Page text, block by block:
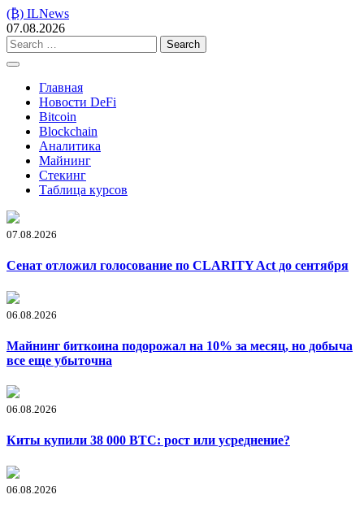
Skip
to
content
(₿) ILNews
07.08.2026
Search
for:
Главная
Новости DeFi
Bitcoin
Blockchain
Аналитика
Майнинг
Стекинг
Таблица курсов
07.08.2026
Сенат отложил голосование по CLARITY Act до сентября
06.08.2026
Майнинг биткоина подорожал на 10% за месяц, но добыча
все еще убыточна
06.08.2026
Киты купили 38 000 BTC: рост или усреднение?
06.08.2026